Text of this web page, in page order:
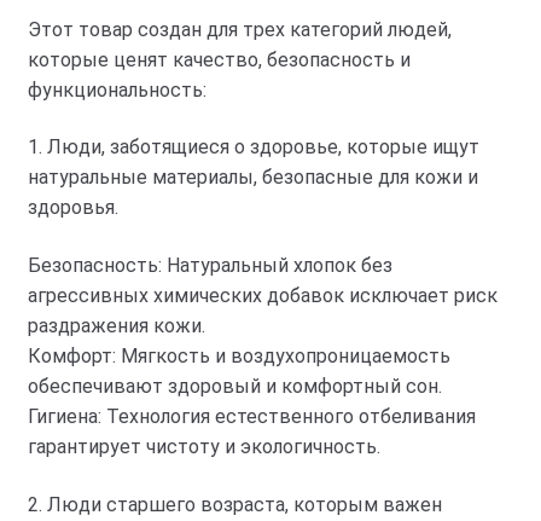
Этот товар создан для трех категорий людей,
которые ценят качество, безопасность и
функциональность:
1. Люди, заботящиеся о здоровье, которые ищут
натуральные материалы, безопасные для кожи и
здоровья.
Безопасность: Натуральный хлопок без
агрессивных химических добавок исключает риск
раздражения кожи.
Комфорт: Мягкость и воздухопроницаемость
обеспечивают здоровый и комфортный сон.
Гигиена: Технология естественного отбеливания
гарантирует чистоту и экологичность.
2. Люди старшего возраста, которым важен